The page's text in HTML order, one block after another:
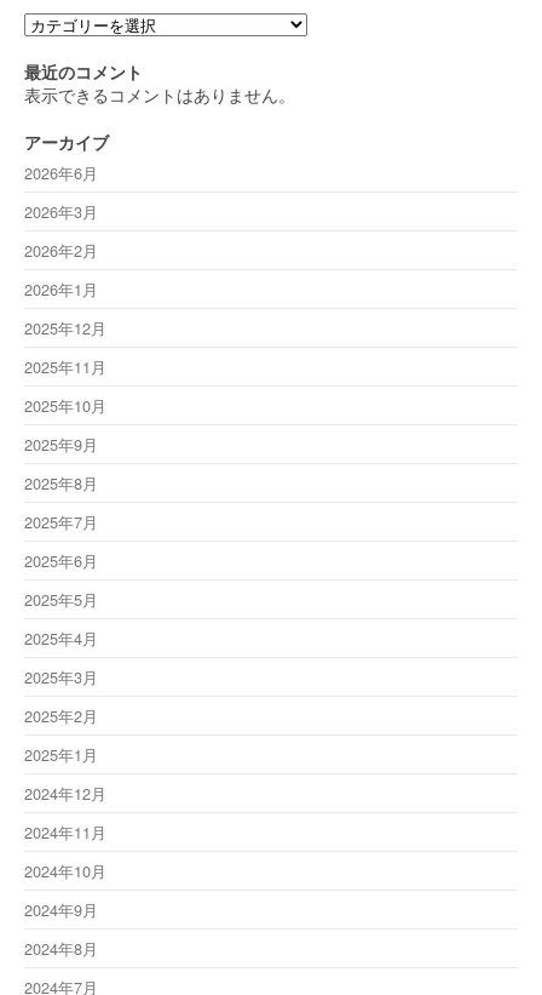
カ
ゴ
リ
最近のコメント
表示できるコメントはありません。
アーカイブ
2026年6月
2026年3月
2026年2月
2026年1月
2025年12月
2025年11月
2025年10月
2025年9月
2025年8月
2025年7月
2025年6月
2025年5月
2025年4月
2025年3月
2025年2月
2025年1月
2024年12月
2024年11月
2024年10月
2024年9月
2024年8月
2024年7月